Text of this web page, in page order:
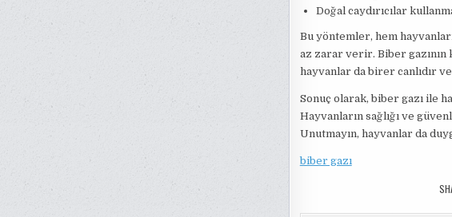
Doğal caydırıcılar
Bu yöntemler, hem
az zarar verir. Biber gazının
hayvanlar da birer canlıdır
Sonuç olarak, biber gazı ile
Hayvanların sağlığı ve
Unutmayın, hayvanlar da
biber gazı